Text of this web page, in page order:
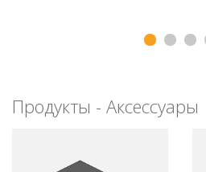
Продукты - Аксессуары